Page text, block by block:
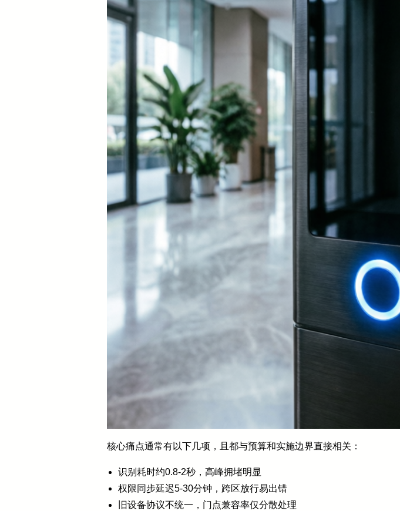
核心痛点通常有以下几项，且都与预算和实施边界直接相关：
识别耗时约0.8-2秒，高峰拥堵明显
权限同步延迟5-30分钟，跨区放行易出错
旧设备协议不统一，门点兼容率仅分散处理